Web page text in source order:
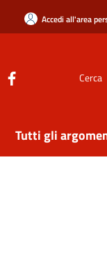
Accedi all'area
Cerca
Tutti gli